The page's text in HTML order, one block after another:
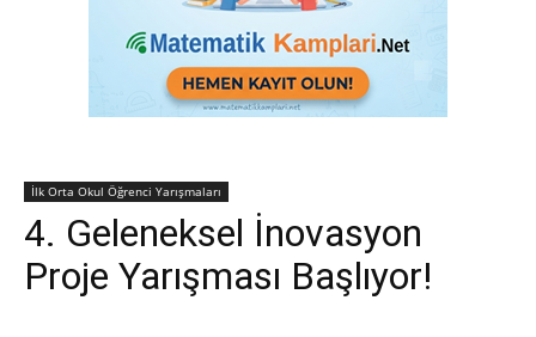
İlk Orta Okul Öğrenci Yarışmaları
4. Geleneksel İnovasyon
Proje Yarışması Başlıyor!